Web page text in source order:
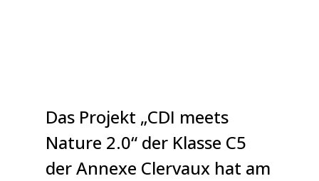
Das Projekt „CDI meets
Nature 2.0“ der Klasse C5
der Annexe Clervaux hat am